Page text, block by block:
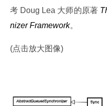
考 Doug Lea 大师的原著
nizer Framework。
(点击放大图像)